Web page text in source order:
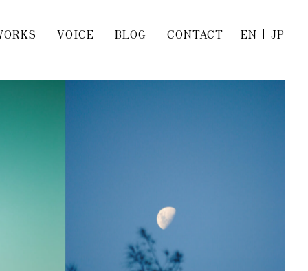
VOICE BLOG CONTACT EN JP